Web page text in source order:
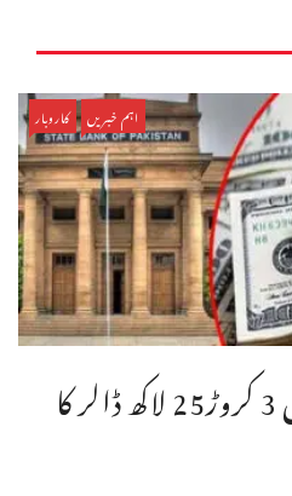
اہم خبریں کاروبار
ملکی زر مبادلہ ذخائر میں 3 کروڑ25 لاکھ ڈالر کا